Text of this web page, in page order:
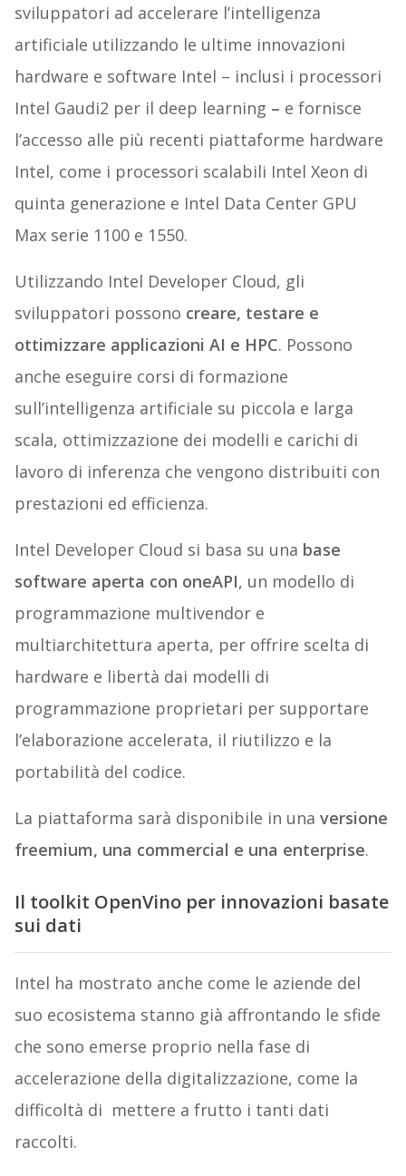
sviluppatori ad accelerare l’intelligenza
artificiale utilizzando le ultime innovazioni
hardware e software Intel – inclusi i processori
Intel Gaudi2 per il deep learning – e fornisce
l’accesso alle più recenti piattaforme hardware
Intel, come i processori scalabili Intel Xeon di
quinta generazione e Intel Data Center GPU
Max serie 1100 e 1550.
Utilizzando Intel Developer Cloud, gli
sviluppatori possono creare, testare e
ottimizzare applicazioni AI e HPC. Possono
anche eseguire corsi di formazione
sull’intelligenza artificiale su piccola e larga
scala, ottimizzazione dei modelli e carichi di
lavoro di inferenza che vengono distribuiti con
prestazioni ed efficienza.
Intel Developer Cloud si basa su una base
software aperta con oneAPI, un modello di
programmazione multivendor e
multiarchitettura aperta, per offrire scelta di
hardware e libertà dai modelli di
programmazione proprietari per supportare
l’elaborazione accelerata, il riutilizzo e la
portabilità del codice.
La piattaforma sarà disponibile in una versione
freemium, una commercial e una enterprise.
Il toolkit OpenVino per innovazioni basate
sui dati
Intel ha mostrato anche come le aziende del
suo ecosistema stanno già affrontando le sfide
che sono emerse proprio nella fase di
accelerazione della digitalizzazione, come la
difficoltà di mettere a frutto i tanti dati
raccolti.